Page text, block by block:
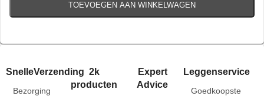
TOEVOEGEN AAN WINKELWAGEN
SnelleVerzending
Bezorging
2k
producten
Expert
Advice
Leggenservice
Goedkoopste